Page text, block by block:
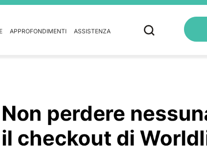
APPROFONDIMENTI ASSISTENZA